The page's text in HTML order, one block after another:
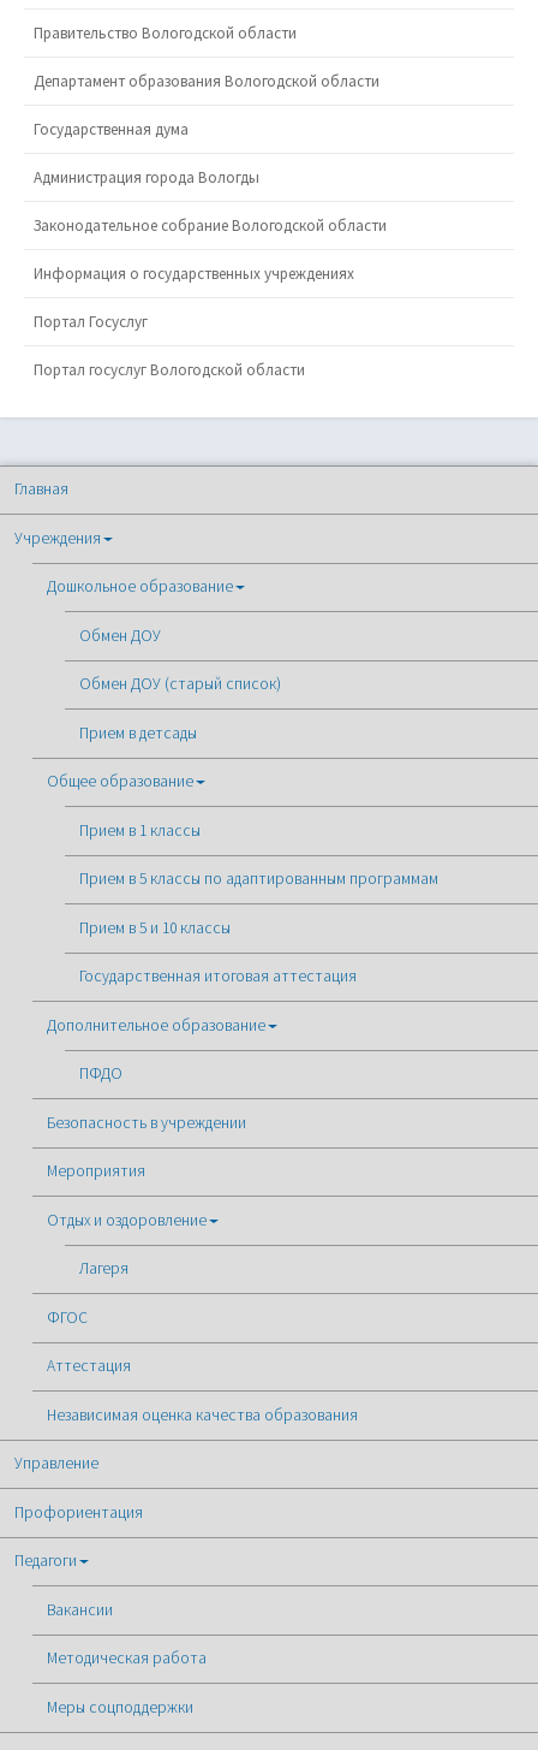
Правительство Вологодской области
Департамент образования Вологодской области
Государственная дума
Администрация города Вологды
Законодательное собрание Вологодской области
Информация о государственных учреждениях
Портал Госуслуг
Портал госуслуг Вологодской области
Главная
Учреждения
Дошкольное образование
Обмен ДОУ
Обмен ДОУ (старый список)
Прием в детсады
Общее образование
Прием в 1 классы
Прием в 5 классы по адаптированным программам
Прием в 5 и 10 классы
Государственная итоговая аттестация
Дополнительное образование
ПФДО
Безопасность в учреждении
Мероприятия
Отдых и оздоровление
Лагеря
ФГОС
Аттестация
Независимая оценка качества образования
Управление
Профориентация
Педагоги
Вакансии
Методическая работа
Меры соцподдержки